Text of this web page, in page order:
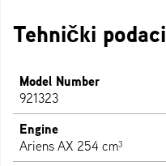
Tehnički podaci
Model Number
921323
Engine
Ariens AX 254 cm³